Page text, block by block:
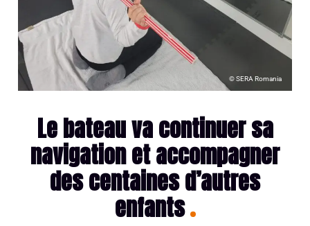
© SERA Romania
Le bateau va continuer sa
navigation et accompagner
des centaines d’autres
enfants